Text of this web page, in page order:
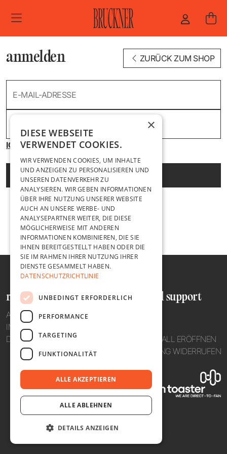
ZUM HAUPTINHALT SPRINGEN
anmelden ZURÜCK ZUM SHOP
E-MAIL-ADRESSE
ICH HABE MEIN PASSWORT VERGESSEN
Anmelden
recht und ordnung
AGB
IMPRESSUM
DATENSCHUTZ
hilfe und support
SUPPORTFALL ERÖFFNEN
BESTELLUNG WIDERRUFEN
×
DIESE WEBSEITE
VERWENDET COOKIES.
WIR VERWENDEN COOKIES, UM INHALTE
UND ANZEIGEN ZU PERSONALISIEREN UND
UNSEREN DATENVERKEHR ZU
ANALYSIEREN. WIR GEBEN INFORMATIONEN
ÜBER IHRE NUTZUNG UNSERER WEBSITE
AUCH AN UNSERE WERBE- UND
ANALYSEPARTNER WEITER, DIE DIESE
MÖGLICHERWEISE MIT ANDEREN
INFORMATIONEN KOMBINIEREN, DIE SIE
IHNEN BEREITGESTELLT HABEN ODER DIE
SIE IM RAHMEN IHRER NUTZUNG IHRER
DIENSTE GESAMMELT HABEN.
DATENSCHUTZRICHTLINIE
UNBEDINGT ERFORDERLICH
PERFORMANCE
TARGETING
FUNKTIONALITÄT
ALLE AKZEPTIEREN
ALLE ABLEHNEN
DETAILS ANZEIGEN